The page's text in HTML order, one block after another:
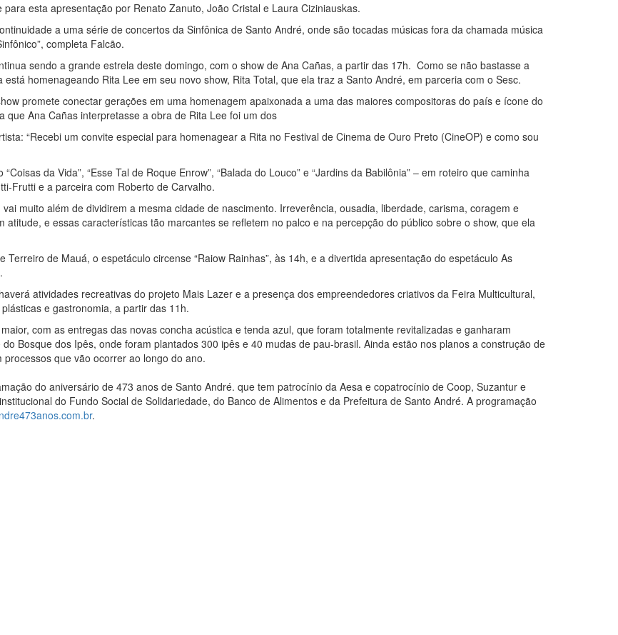
esta apresentação por Renato Zanuto, João Cristal e Laura Ciziniauskas.
a uma série de concertos da Sinfônica de Santo André, onde são tocadas músicas fora da chamada música
completa Falcão.
sendo a grande estrela deste domingo, com o show de Ana Cañas, a partir das 17h. Como se não bastasse a
homenageando Rita Lee em seu novo show, Rita Total, que ela traz a Santo André, em parceria com o Sesc.
promete conectar gerações em uma homenagem apaixonada a uma das maiores compositoras do país e ícone do
Ana Cañas interpretasse a obra de Rita Lee foi um dos
“Recebi um convite especial para homenagear a Rita no Festival de Cinema de Ouro Preto (CineOP) e como sou
da Vida”, “Esse Tal de Roque Enrow”, “Balada do Louco” e “Jardins da Babilônia” – em roteiro que caminha
Frutti e a parceira com Roberto de Carvalho.
muito além de dividirem a mesma cidade de nascimento. Irreverência, ousadia, liberdade, carisma, coragem e
e essas características tão marcantes se refletem no palco e na percepção do público sobre o show, que ela
de Mauá, o espetáculo circense “Raiow Rainhas”, às 14h, e a divertida apresentação do espetáculo As
atividades recreativas do projeto Mais Lazer e a presença dos empreendedores criativos da Feira Multicultural,
e gastronomia, a partir das 11h.
com as entregas das novas concha acústica e tenda azul, que foram totalmente revitalizadas e ganharam
Bosque dos Ipês, onde foram plantados 300 ipês e 40 mudas de pau-brasil. Ainda estão nos planos a construção de
que vão ocorrer ao longo do ano.
do aniversário de 473 anos de Santo André. que tem patrocínio da Aesa e copatrocínio de Coop, Suzantur e
do Fundo Social de Solidariedade, do Banco de Alimentos e da Prefeitura de Santo André. A programação
.